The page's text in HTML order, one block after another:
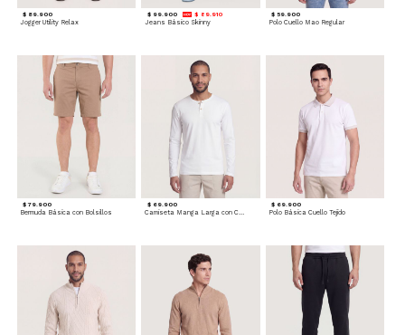
$ 89.900
Jogger Utility Relax
$ 99.900 $ 89.910
Jeans Básico Skinny
$ 59.900
Polo Cuello Mao Regular
$ 79.900
Bermuda Básica con Bolsillos
$ 69.900
Camiseta Manga Larga con Cuello Henley
$ 69.900
Polo Básica Cuello Tejido